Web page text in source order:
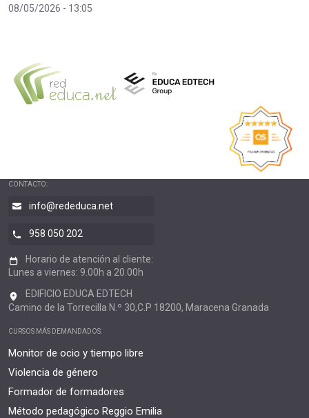
08/05/2026 - 13:05
CONTACTO:
info@rededuca.net
958 050 202
Horario de atención al cliente:
Lunes a viernes: 9.00h a 20.00h
EDIFICIO EDUCA EDTECH
Camino de la Torrecilla N.º 30,C.P 18200, Maracena Granada
CURSOS MÁS DEMANDADOS:
Monitor de ocio y tiempo libre
Violencia de género
Formador de formadores
Método pedagógico Reggio Emilia